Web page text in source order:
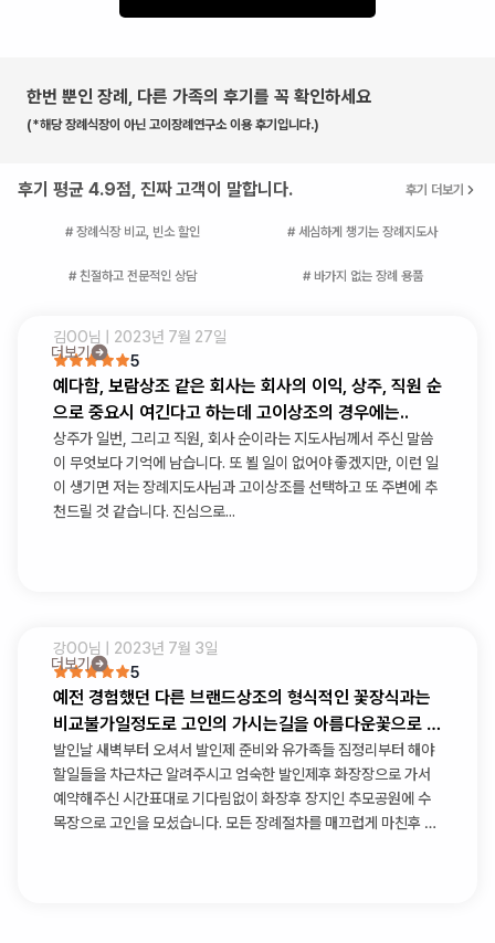
한번 뿐인 장례, 다른 가족의 후기를 꼭 확인하세요
(*해당 장례식장이 아닌 고이장례연구소 이용 후기입니다.)
후기 평균 4.9점, 진짜 고객이 말합니다. 후기 더보기
# 장례식장 비교, 빈소 할인 # 세심하게 챙기는 장례지도사
# 친절하고 전문적인 상담 # 바가지 없는 장례 용품
더보기
김OO님 | 2023년 7월 27일
5
예다함, 보람상조 같은 회사는 회사의 이익, 상주, 직원 순
으로 중요시 여긴다고 하는데 고이상조의 경우에는..
상주가 일번, 그리고 직원, 회사 순이라는 지도사님께서 주신 말씀
이 무엇보다 기억에 남습니다. 또 뵐 일이 없어야 좋겠지만, 이런 일
이 생기면 저는 장례지도사님과 고이상조를 선택하고 또 주변에 추
천드릴 것 같습니다. 진심으로...
더보기
강OO님 | 2023년 7월 3일
5
예전 경험했던 다른 브랜드상조의 형식적인 꽃장식과는
비교불가일정도로 고인의 가시는길을 아름다운꽃으로 가
득채워주셨습니다
발인날 새벽부터 오셔서 발인제 준비와 유가족들 짐정리부터 해야
할일들을 차근차근 알려주시고 엄숙한 발인제후 화장장으로 가서
예약해주신 시간표대로 기다림없이 화장후 장지인 추모공원에 수
목장으로 고인을 모셨습니다. 모든 장례절차를 매끄럽게 마친후 다